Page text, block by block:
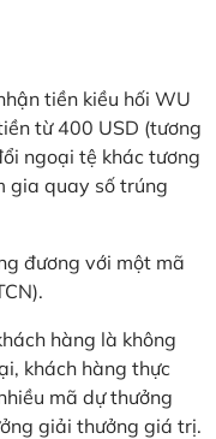
tiền kiều hối WU
từ 400 USD (tương
ngoại tệ khác tương
gia quay số trúng
đương với một mã
hàng là không
khách hàng thực
mã dự thưởng
giải thưởng giá trị.